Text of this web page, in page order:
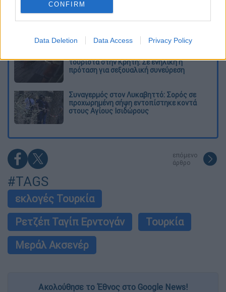
CONFIRM
Data Deletion Data Access Privacy Policy
«Χωρίς σκηνές και κουβέρτες σε ακραίες
θερμοκρασίες»: Σε δραματικές συνθήκες
τουρίστα στην Κρήτη: Σε ενήλικη η
πρόταση για σεξουαλική συνεύρεση
Συναγερμός στον Λυκαβηττό: Σορός σε
προχωρημένη σήψη εντοπίστηκε κοντά
στους Αγίους Ισιδώρους
επόμενο
άρθρο
#TAGS
εκλογές Τουρκία
Ρετζέπ Ταγίπ Ερντογάν
Τουρκία
Μεράλ Ακσενέρ
Ακολούθησε το Έθνος στο Google News!